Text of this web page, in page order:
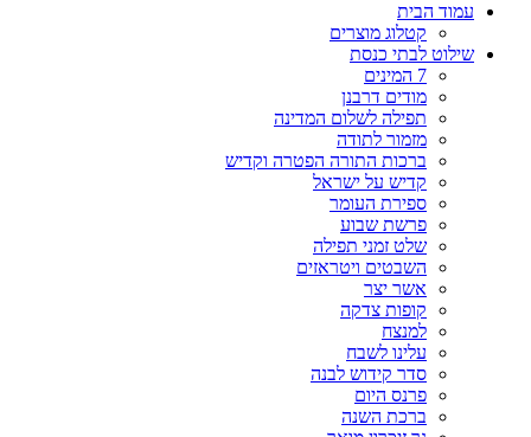
עמוד הבית
קטלוג מוצרים
שילוט לבתי כנסת
7 המינים
מודים דרבנן
תפילה לשלום המדינה
מזמור לתודה
ברכות התורה הפטרה וקדיש
קדיש על ישראל
ספירת העומר
פרשת שבוע
שלט זמני תפילה
השבטים ויטראזים
אשר יצר
קופות צדקה
למנצח
עלינו לשבח
סדר קידוש לבנה
פרנס היום
ברכת השנה